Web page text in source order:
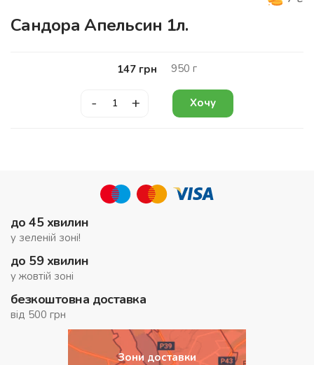
Сандора Апельсин 1л.
147 грн 950 г
- + Хочу
до 45 хвилин
у зеленій зоні!
до 59 хвилин
у жовтій зоні
безкоштовна доставка
від 500 грн
Зони доставки